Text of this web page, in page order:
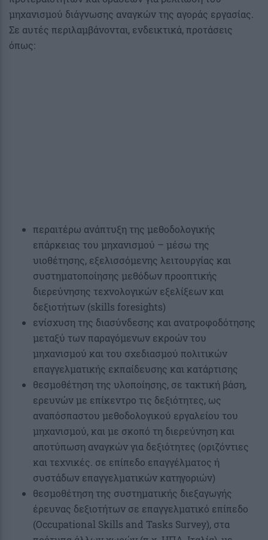
μηχανισμού διάγνωσης αναγκών της αγοράς εργασίας.
Σε αυτές περιλαμβάνονται, ενδεικτικά, προτάσεις
όπως:
περαιτέρω ανάπτυξη της μεθοδολογικής
επάρκειας του μηχανισμού – μέσω της
υιοθέτησης, εξελισσόμενης λειτουργίας και
συστηματοποίησης μεθόδων προοπτικής
διερεύνησης τεχνολογικών εξελίξεων και
δεξιοτήτων (skills foresights)
ενίσχυση της διασύνδεσης και ανατροφοδότησης
μεταξύ των παραγόμενων εκροών του
μηχανισμού και του σχεδιασμού πολιτικών
επαγγελματικής εκπαίδευσης και κατάρτισης
θεσμοθέτηση της υλοποίησης, σε τακτική βάση,
ερευνών με επίκεντρο τις δεξιότητες, ως
αναπόσπαστου μεθοδολογικού εργαλείου του
μηχανισμού, και με σκοπό τη διερεύνηση και
αποτύπωση αναγκών για δεξιότητες (οριζόντιες
και τεχνικές. σε επίπεδο επαγγέλματος ή
συστάδων επαγγελματικών κατηγοριών)
θεσμοθέτηση της συστηματικής διεξαγωγής
έρευνας δεξιοτήτων σε επαγγελματικό επίπεδο
(Occupational Skills and Tasks Survey), στα